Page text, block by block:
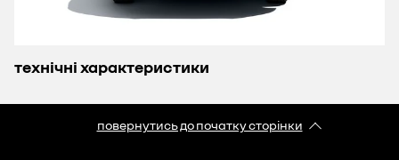
технічні характеристики
повернутись до початку сторінки